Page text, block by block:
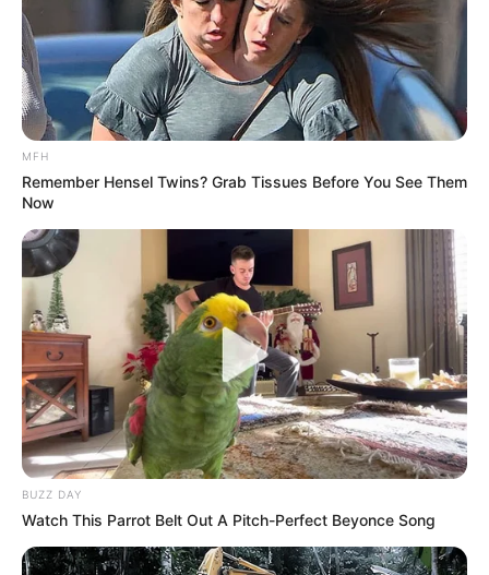
ΠΟΛΛΕΣ ΦΟΡΕΣ ΣΑΣ ΕΧΩ ΠΕΙ ΝΑ ΜΗΝ ΚΟΙΤΑΤΕ ΤΗΝ
ΔΙΑΔΙΚΑΣΙΑ. ΜΠΕΡΔΕΥΕΙ Η ΔΙΑΔΙΚΑΣΙΑ, ΑΚΟΜΑ ΚΑΙ
ΠΟΛΥ ΕΜΠΕΙΡΟΥΣ ΕΡΕΥΝΗΤΕΣ. ΕΑΝ ΟΜΩΣ ΑΠΟΦΑΣΙΣΕΙ
ΚΑΠΟΙΟΣ ΝΑ ΠΡΟΣΠΑΘΗΣΕΙ ΝΑ ΑΠΟΚΩΔΙΚΟΠΟΙΗΣΕΙ
ΟΛΑ ΟΣΑ ΒΛΕΠΕΙ ΜΕ ΤΑ ΜΑΤΙΑ ΤΟΥ, ΕΙΝΑΙ ΑΚΡΩΣ
ΑΠΑΡΑΙΤΗΤΟ ΝΑ ΜΠΟΡΕΙ ΝΑ ΕΝΩΣΕΙ ΚΑΘΕ ΕΝΑ ΑΠΟ
ΕΑΝ ΔΕΝ ΜΠΟΡΕΙ ΝΑ ΚΑΝΕΙ ΚΑΤΙ ΤΕΤΟΙΟ, ΠΕΦΤΕΙ ΣΕ
MFH
Remember Hensel Twins? Grab Tissues Before You See Them
Now
BUZZ DAY
Watch This Parrot Belt Out A Pitch-Perfect Beyonce Song